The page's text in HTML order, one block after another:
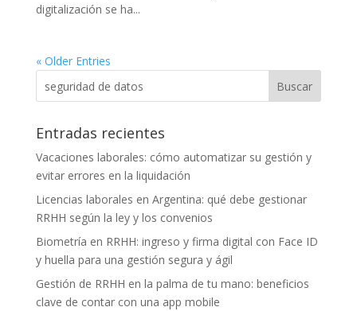
digitalización se ha...
« Older Entries
Entradas recientes
Vacaciones laborales: cómo automatizar su gestión y
evitar errores en la liquidación
Licencias laborales en Argentina: qué debe gestionar
RRHH según la ley y los convenios
Biometría en RRHH: ingreso y firma digital con Face ID
y huella para una gestión segura y ágil
Gestión de RRHH en la palma de tu mano: beneficios
clave de contar con una app mobile